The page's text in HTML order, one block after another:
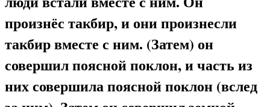
произнёс такбир, и они произнесли
такбир вместе с ним. (Затем) он
совершил поясной поклон, и часть из
них совершила поясной поклон (вслед